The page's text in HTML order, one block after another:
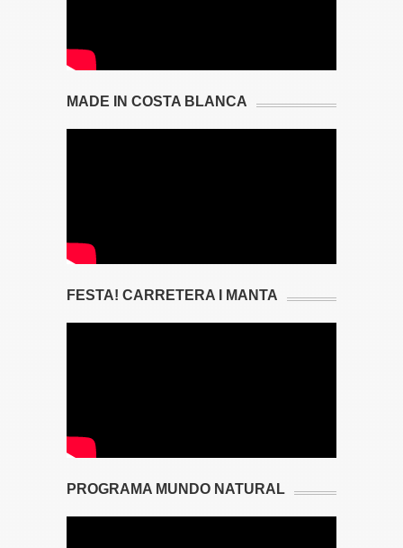
MADE IN COSTA BLANCA
FESTA! CARRETERA I MANTA
PROGRAMA MUNDO NATURAL